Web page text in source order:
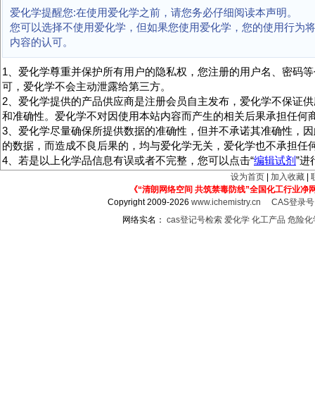
爱化学提醒您:在使用爱化学之前，请您务必仔细阅读本声明。
您可以选择不使用爱化学，但如果您使用爱化学，您的使用行为
内容的认可。
1、爱化学尊重并保护所有用户的隐私权，您注册的用户名、密码
可，爱化学不会主动泄露给第三方。
2、爱化学提供的产品供应商是注册会员自主发布，爱化学不保证
和准确性。爱化学不对因使用本站内容而产生的相关后果承担任何
3、爱化学尽量确保所提供数据的准确性，但并不承诺其准确性，
的数据，而造成不良后果的，均与爱化学无关，爱化学也不承担任
4、若是以上化学品信息有误或者不完整，您可以点击“编辑试剂”进
设为首页 加入收藏
《“清朗网络空间 共筑禁毒防线”全国化工行业净
Copyright 2009-2026www.ichemistry.cn
CAS登录
网络实名： cas登记号检索 爱化学 化工产品 危险化